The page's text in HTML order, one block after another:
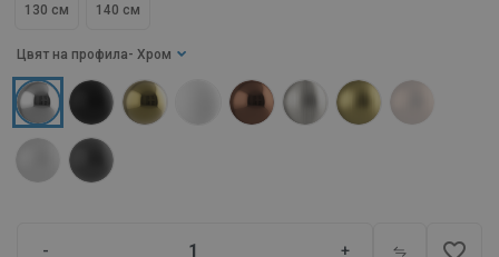
Цвят на профила - Хром
130 см 140 см
- + favorite_border